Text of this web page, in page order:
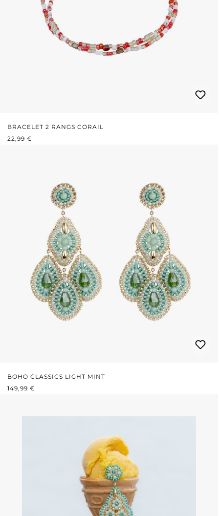
BRACELET 2 RANGS CORAIL
PRIX RÉGULIER :
22,99 €
BOHO CLASSICS LIGHT MINT
PRIX RÉGULIER :
149,99 €